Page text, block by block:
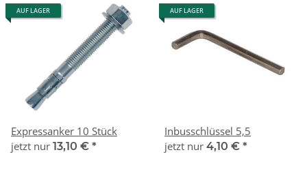
AUF LAGER
Expressanker 10 Stück
jetzt nur 13,10 € *
AUF LAGER
Inbusschlüssel 5,5
jetzt nur 4,10 € *